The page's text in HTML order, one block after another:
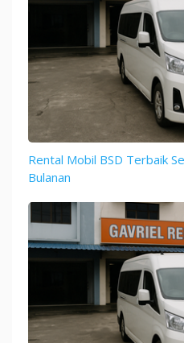
Rental Mobil BSD Terbaik
Bulanan